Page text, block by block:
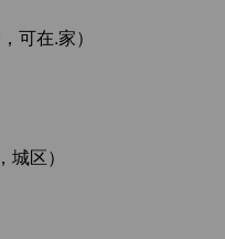
可在.家）
区）